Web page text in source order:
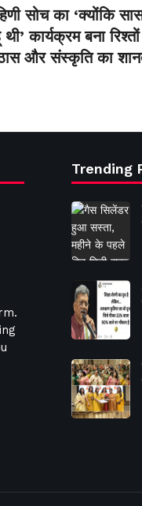
सोच का ‘क्योंकि
कार्यक्रम बना
और संस्कृति का
Trending